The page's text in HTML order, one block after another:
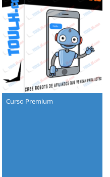
Curso Premium